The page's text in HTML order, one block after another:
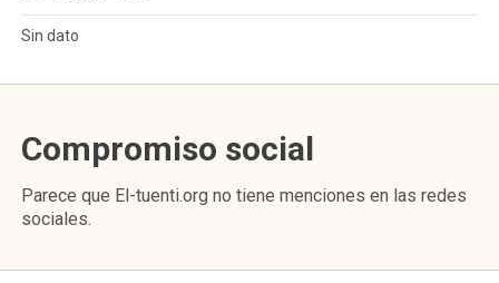
Sin dato
Compromiso social
Parece que El-tuenti.org no tiene menciones en las redes
sociales.